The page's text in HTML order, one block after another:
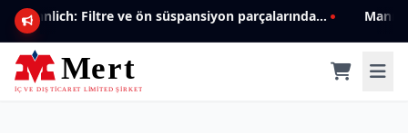
Mannlich: Filtre ve ön süspansiyon parçalarında genişleyen ürün yelpazesiyle kalite ve güven.